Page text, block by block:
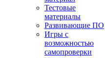
Тестовые
материалы
Развивающие ПО
Игры с
возможностью
самопроверки